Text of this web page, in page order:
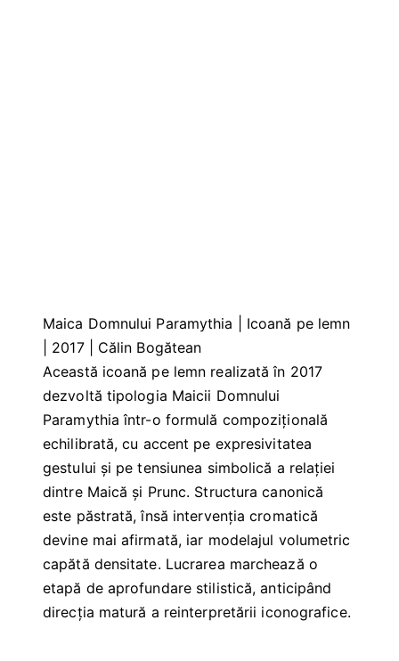
Maica Domnului Paramythia | Icoană pe lemn
| 2017 | Călin Bogătean
Această icoană pe lemn realizată în 2017
dezvoltă tipologia Maicii Domnului
Paramythia într-o formulă compozițională
echilibrată, cu accent pe expresivitatea
gestului și pe tensiunea simbolică a relației
dintre Maică și Prunc. Structura canonică
este păstrată, însă intervenția cromatică
devine mai afirmată, iar modelajul volumetric
capătă densitate. Lucrarea marchează o
etapă de aprofundare stilistică, anticipând
direcția matură a reinterpretării iconografice.